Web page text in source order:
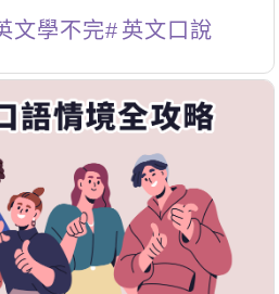
，這篇文章不只是單純
，而是帶你真正理解這
現，英文其實不只是語
思維方式。
文學不完 英文口說